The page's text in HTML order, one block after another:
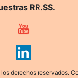
RR.SS.
derechos reservados.